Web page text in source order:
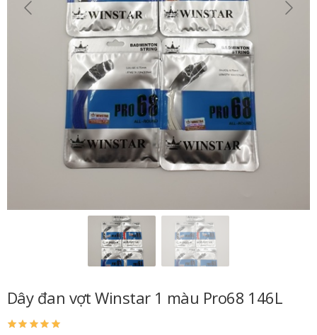
Dây đan vợt Winstar 1 màu Pro68 146L